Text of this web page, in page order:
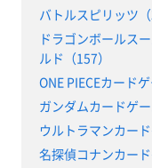
バトルスピリッツ（
ドラゴンボールス
ルド（157）
ONE PIECEカード
ガンダムカードゲー
ウルトラマンカード
名探偵コナンカード